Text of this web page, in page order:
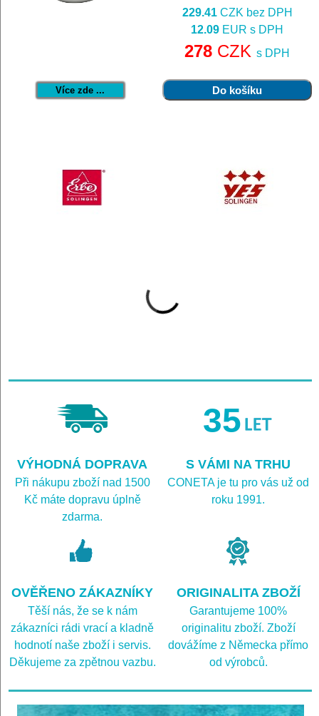
229.41CZK bez DPH
12.09 EUR s DPH
278 CZK s DPH
Více zde ...
35
VÝHODNÁ DOPRAVA
Při nákupu zboží nad 1500
Kč máte dopravu úplně
zdarma.
S VÁMI NA TRHU
CONETA je tu pro vás už od
roku 1991.
OVĚŘENO ZÁKAZNÍKY
Těší nás, že se k nám
zákazníci rádi vrací a kladně
hodnotí naše zboží i servis.
Děkujeme za zpětnou vazbu.
ORIGINALITA ZBOŽÍ
Garantujeme 100%
originalitu zboží. Zboží
dovážíme z Německa přímo
od výrobců.